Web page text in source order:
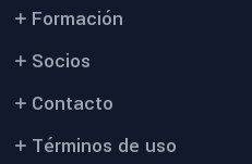
Formación
Socios
Contacto
Términos de uso